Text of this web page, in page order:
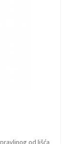
od lišća